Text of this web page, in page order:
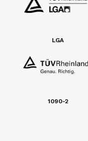
LGA
1090-2